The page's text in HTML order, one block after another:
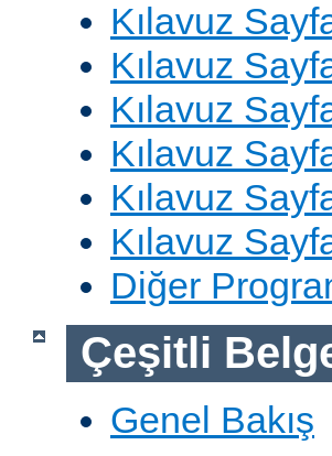
Kılavuz
Kılavuz
Kılavuz
Kılavuz
Kılavuz
Kılavuz
Diğer
Çeşitli
Genel Bakış